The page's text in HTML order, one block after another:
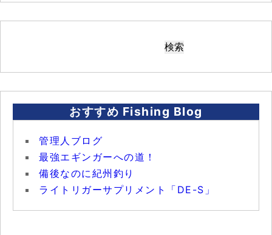
おすすめ Fishing Blog
管理人ブログ
最強エギンガーへの道！
備後なのに紀州釣り
ライトリガーサプリメント「DE-S」